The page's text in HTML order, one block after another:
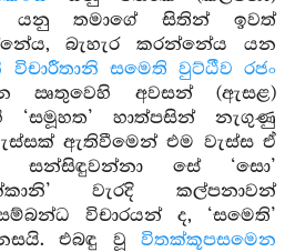
තමාගේ සිතින් ඉවත්
බැහැර කරන්නේය යන
සමෙති වුට්ඨීව රජං
ඍතුවෙහි අවසන් (ඇසළ)
‘සමූහත’ හාත්පසින් නැගුණු
ඇතිවීමෙන් එම වැස්ස ඒ
සන්සිඳුවන්නා සේ ‘සො’
වැරදි කල්පනාවන්
විචාරයන් ද, ‘සමෙති’
එබඳු වූ විතක්කූපසමෙන